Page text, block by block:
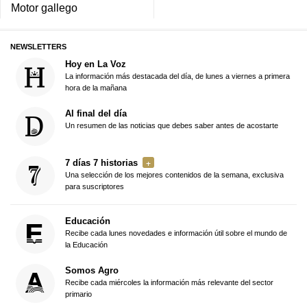
Motor gallego
NEWSLETTERS
Hoy en La Voz
La información más destacada del día, de lunes a viernes a primera
hora de la mañana
Al final del día
Un resumen de las noticias que debes saber antes de acostarte
7 días 7 historias
Una selección de los mejores contenidos de la semana, exclusiva
para suscriptores
Educación
Recibe cada lunes novedades e información útil sobre el mundo de
la Educación
Somos Agro
Recibe cada miércoles la información más relevante del sector
primario